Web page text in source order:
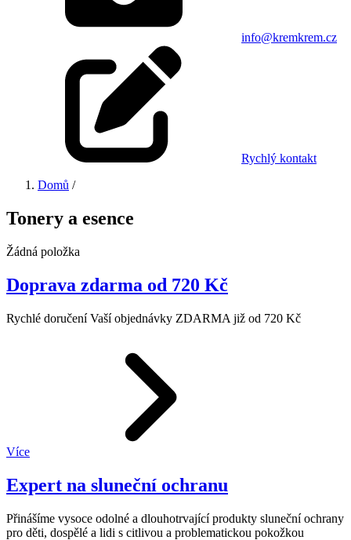
info@kremkrem.cz
Rychlý kontakt
Domů /
Tonery a esence
Žádná položka
Doprava zdarma od 720 Kč
Rychlé doručení Vaší objednávky ZDARMA již od 720 Kč
Více
Expert na sluneční ochranu
Přinášíme vysoce odolné a dlouhotrvající produkty sluneční ochrany
pro děti, dospělé a lidi s citlivou a problematickou pokožkou